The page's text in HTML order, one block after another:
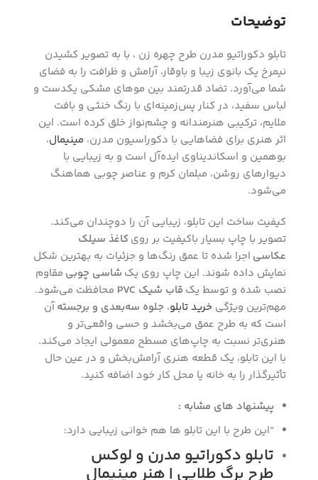
توضیحات
تابلو دکوراتیو مدرن طرح چهره زن ، با به تصویر کشیدن
نیمرخ یک بانوی زیبا و باوقار، آرامش و ظرافت را به فضای
شما می‌آورد. تضاد قدرتمند بین موهای مشکی یکدست و
لباس سفید، در کنار پس‌زمینه‌ای با رنگ خنثی و بافت
ملایم، ترکیبی هنرمندانه و چشم‌نواز خلق کرده است. این
اثر هنری برای فضاهایی با دکوراسیون مدرن، مینیمال،
بوهمین و اسکاندیناوی ایده‌آل است و به زیبایی با
دیوارهای روشن، مبلمان کرم و عناصر چوبی هماهنگ
می‌شود.
کیفیت ساخت این تابلو، زیبایی آن را دوچندان می‌کند.
تصویر با چاپ بسیار باکیفیت بر روی کاغذ سیلک
عکاسی اجرا شده تا عمق رنگ‌ها و جزئیات به بهترین شکل
نمایش داده شوند. این چاپ روی یک شاسی چوبی مقاوم
نصب شده و توسط یک قاب شیک PVC
محافظت می‌شود.
مهم‌ترین ویژگی خرید تابلو، جلوه سه‌بعدی و برجستهآن
است که به طرح عمق می‌بخشد و حسی واقعی‌تر و
هنری‌تر نسبت به چاپ‌های مسطح معمولی ایجاد می‌کند.
با این تابلو، یک قطعه هنری آرامش‌بخش و در عین حال
تأثیرگذار را به خانه یا محل کار خود اضافه کنید.
پیشنهاد های مشابه :
“این طرح با این تابلو ها هم خوانی زیبایی دارد:
تابلو دکوراتیو مدرن و لوکس
طرح برگ طلایی | هنر مینیمال